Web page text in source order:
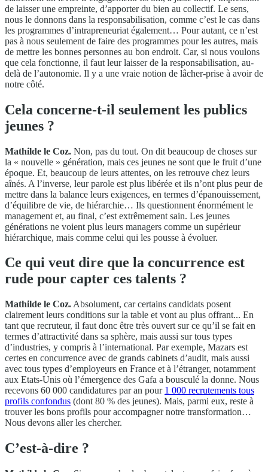
de laisser une empreinte, d’apporter du bien au collectif. Le sens,
nous le donnons dans la responsabilisation, comme c’est le cas dans
les programmes d’intrapreneuriat également… Pour autant, ce n’est
pas à nous seulement de faire des programmes pour les autres, mais
de mettre les bonnes personnes au bon endroit. Car, si nous voulons
que cela fonctionne, il faut leur laisser de la responsabilisation, au-
delà de l’autonomie. Il y a une vraie notion de lâcher-prise à avoir de
notre côté.
Cela concerne-t-il seulement les publics
jeunes ?
Mathilde le Coz. Non, pas du tout. On dit beaucoup de choses sur
la « nouvelle » génération, mais ces jeunes ne sont que le fruit d’une
époque. Et, beaucoup de leurs attentes, on les retrouve chez leurs
aînés. A l’inverse, leur parole est plus libérée et ils n’ont plus peur de
mettre dans la balance leurs exigences, en termes d’épanouissement,
d’équilibre de vie, de hiérarchie… Ils questionnent énormément le
management et, au final, c’est extrêmement sain. Les jeunes
générations ne voient plus leurs managers comme un supérieur
hiérarchique, mais comme celui qui les pousse à évoluer.
Ce qui veut dire que la concurrence est
rude pour capter ces talents ?
Mathilde le Coz. Absolument, car certains candidats posent
clairement leurs conditions sur la table et vont au plus offrant... En
tant que recruteur, il faut donc être très ouvert sur ce qu’il se fait en
termes d’attractivité dans sa sphère, mais aussi sur tous types
d’industries, y compris à l’international. Par exemple, Mazars est
certes en concurrence avec de grands cabinets d’audit, mais aussi
avec tous types d’employeurs en France et à l’étranger, notamment
aux Etats-Unis où l’émergence des Gafa a bousculé la donne. Nous
recevons 60 000 candidatures par an pour 1 000 recrutements tous
profils confondus (dont 80 % des jeunes). Mais, parmi eux, reste à
trouver les bons profils pour accompagner notre transformation…
Nous devons aller les chercher.
C’est-à-dire ?